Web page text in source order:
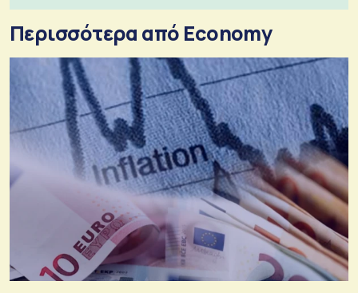
Περισσότερα από Economy